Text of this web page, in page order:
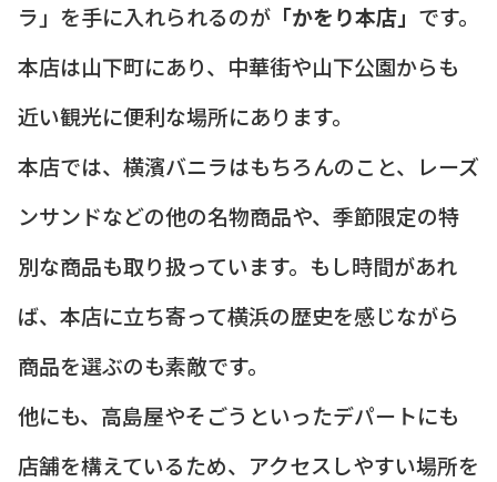
ラ」を手に入れられるのが 「かをり本店」 です。
本店は山下町にあり、中華街や山下公園からも
近い観光に便利な場所にあります。
本店では、横濱バニラはもちろんのこと、レーズ
ンサンドなどの他の名物商品や、季節限定の特
別な商品も取り扱っています。もし時間があれ
ば、本店に立ち寄って横浜の歴史を感じながら
商品を選ぶのも素敵です。
他にも、高島屋やそごうといったデパートにも
店舗を構えているため、アクセスしやすい場所を